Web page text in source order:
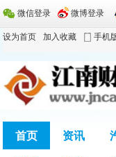
微信登录 微博登录
设为首页 加入收藏 手机
首页 资讯